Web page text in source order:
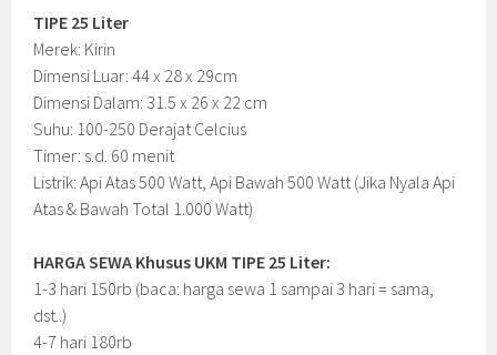
TIPE 25 Liter
Merek: Kirin
Dimensi Luar: 44 x 28 x 29cm
Dimensi Dalam: 31.5 x 26 x 22 cm
Suhu: 100-250 Derajat Celcius
Timer: s.d. 60 menit
Listrik: Api Atas 500 Watt, Api Bawah 500 Watt (Jika Nyala Api
Atas & Bawah Total 1.000 Watt)
HARGA SEWA Khusus UKM TIPE 25 Liter:
1-3 hari 150rb (baca: harga sewa 1 sampai 3 hari = sama,
dst..)
4-7 hari 180rb